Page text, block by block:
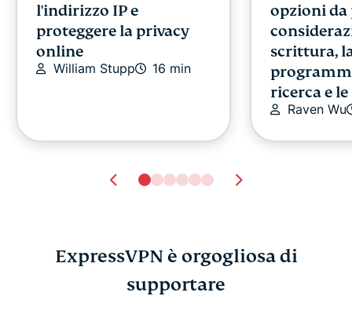
l'indirizzo IP e
proteggere la privacy
online
William Stupp 16 min
opzioni da
scrittura,
ricerca e
Raven Wu
Come evitare le truffe
ExpressVPN è orgogliosa di
supportare